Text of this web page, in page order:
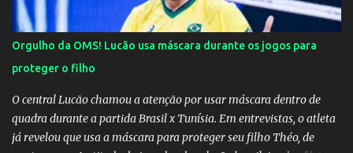
Orgulho da OMS! Lucão usa máscara durante os jogos para
proteger o filho
O central Lucão chamou a atenção por usar máscara dentro de
quadra durante a partida Brasil x Tunísia. Em entrevistas, o atleta
já revelou que usa a máscara para proteger seu filho Théo, de